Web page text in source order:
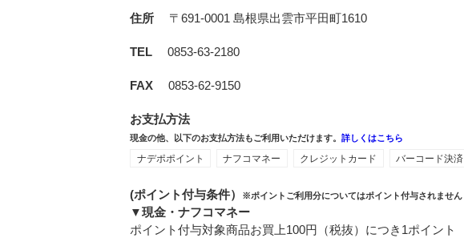
住所 〒691-0001 島根県出雲市平田町1610
TEL 0853-63-2180
FAX 0853-62-9150
お支払方法
現金の他、以下のお支払方法もご利用いただけます。詳しくはこちら
ナデポポイント ナフコマネー クレジットカード バーコード決済
(ポイント付与条件） ※ポイントご利用分についてはポイント付与されません
▼現金・ナフコマネー
ポイント付与対象商品お買上100円（税抜）につき1ポイント